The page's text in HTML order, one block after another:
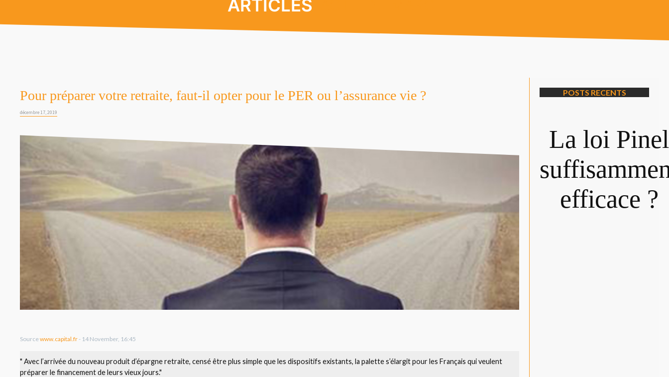
ARTICLES
Pour préparer votre retraite, faut-il opter pour le PER ou l’assurance vie ?
décembre 17, 2019
Sourcewww.capital.fr- 14 November, 16:45
" Avec l’arrivée du nouveau produit d’épargne retraite, censé être plus simple que les dispositifs existants, la palette s’élargit pour les Français qui veulent
préparer le financement de leurs vieux jours."
POSTS RECENTS
La loi Pinel
efficace ?